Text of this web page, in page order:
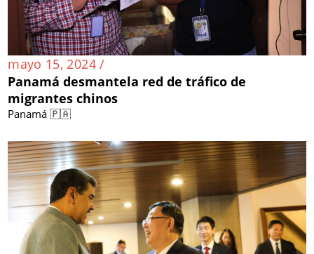
mayo 15, 2024 /
Panamá desmantela red de tráfico de
migrantes chinos
Panamá 🇵🇦